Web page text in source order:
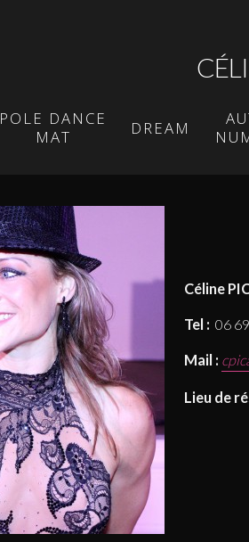
POLE DANCE
MAT
DREAM
Céline
Tel : 06
Mail :
Lieu de